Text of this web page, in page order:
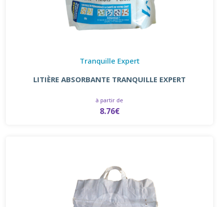
Tranquille Expert
LITIÈRE ABSORBANTE TRANQUILLE EXPERT
à partir de
8.76€